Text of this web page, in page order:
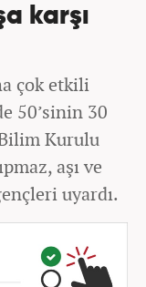
karşı
çok etkili
50’sinin 30
Kurulu
aşı ve
uyardı.